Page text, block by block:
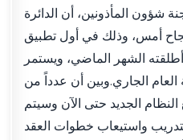
شؤون المأذونين، أن الدائرة
أمس، وذلك في أول تطبيق
الشهر الماضي، ويستمر
العام الجاري.وبين أن عدداً من
النظام الجديد حتى الآن وسيتم
واستيعاب خطوات العقد